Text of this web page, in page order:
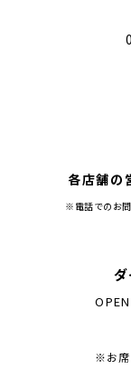
各店舗の
※電話でのお問
※お席